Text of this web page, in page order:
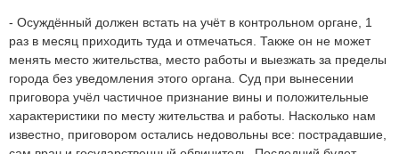
- Осуждённый должен встать на учёт в контрольном органе, 1
раз в месяц приходить туда и отмечаться. Также он не может
менять место жительства, место работы и выезжать за пределы
города без уведомления этого органа. Суд при вынесении
приговора учёл частичное признание вины и положительные
характеристики по месту жительства и работы. Насколько нам
известно, приговором остались недовольны все: пострадавшие,